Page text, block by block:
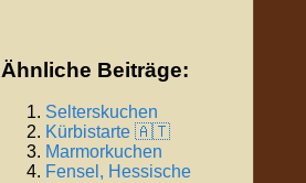
Ähnliche Beiträge:
Selterskuchen
Kürbistarte 🇦🇹
Marmorkuchen
Fensel, Hessische